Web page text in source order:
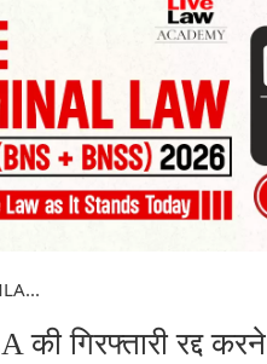
की गिरफ्तारी रद्द